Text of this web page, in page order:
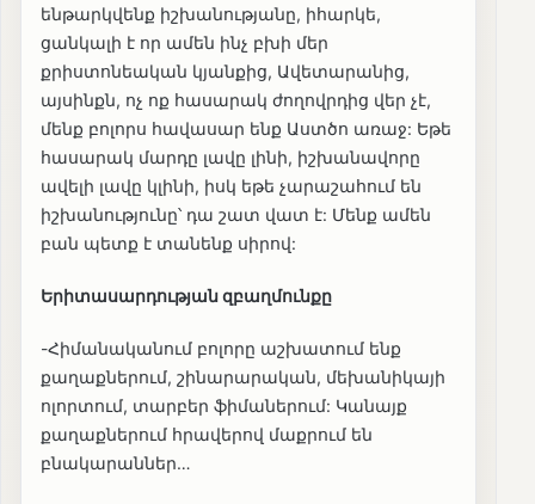
ենթարկվենք իշխանությանը, իհարկե,
ցանկալի է որ ամեն ինչ բխի մեր
քրիստոնեական կյանքից, Ավետարանից,
այսինքն, ոչ ոք հասարակ ժողովրդից վեր չէ,
մենք բոլորս հավասար ենք Աստծո առաջ: Եթե
հասարակ մարդը լավը լինի, իշխանավորը
ավելի լավը կլինի, իսկ եթե չարաշահում են
իշխանությունը՝ դա շատ վատ է: Մենք ամեն
բան պետք է տանենք սիրով:
Երիտասարդության զբաղմունքը
-Հիմանականում բոլորը աշխատում ենք
քաղաքներում, շինարարական, մեխանիկայի
ոլորտում, տարբեր ֆիմաներում: Կանայք
քաղաքներում հրավերով մաքրում են
բնակարաններ…